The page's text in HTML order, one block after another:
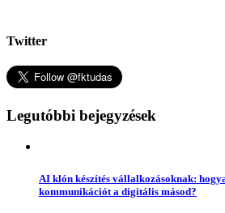
Twitter
Legutóbbi bejegyzések
AI klón készítés vállalkozásoknak:
kommunikációt a digitális másod?